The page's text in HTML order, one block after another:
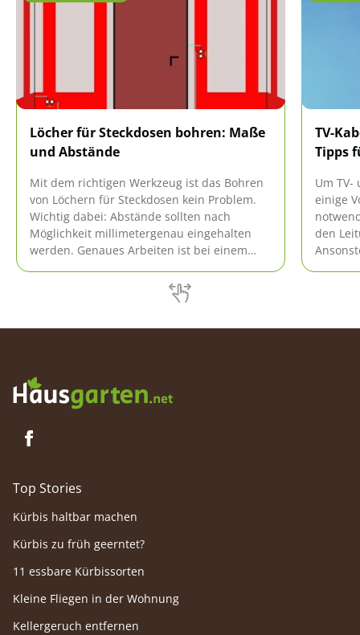
Löcher für Steckdosen bohren: Maße
und Abstände
Mit dem richtigen Werkzeug ist das Bohren
von Löchern für Steckdosen kein Problem.
Wichtig dabei: Abstände sollten nach
Möglichkeit millimetergenau eingehalten
werden. Genaues Arbeiten ist bei einem
besonderer Bedeutung. Mehr dazu erfahren
TV-
Tipps
Um TV-
einige
den
Top Stories
Kürbis haltbar machen
Kürbis zu früh geerntet?
11 essbare Kürbissorten
Kleine Fliegen in der Wohnung
Kellergeruch entfernen